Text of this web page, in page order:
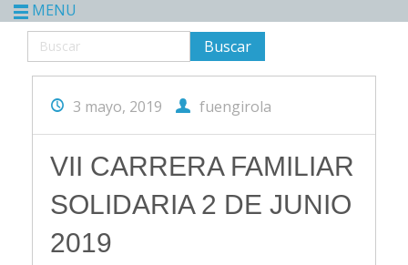
MENU
3 mayo, 2019 fuengirola
VII CARRERA FAMILIAR
SOLIDARIA 2 DE JUNIO
2019